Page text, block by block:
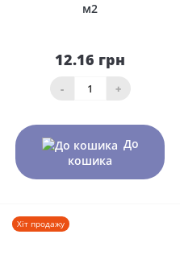
м2
12.16 грн
- +
До
кошика
Хіт продажу